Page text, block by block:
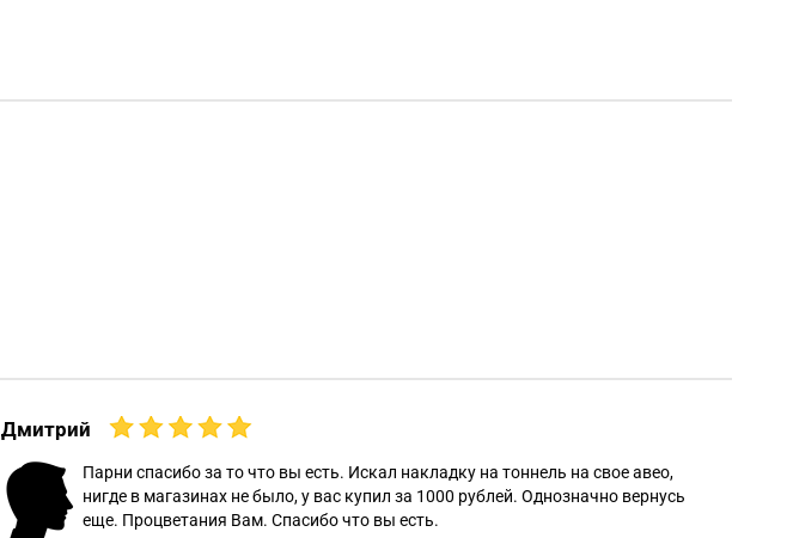
Дмитрий
Парни спасибо за то что вы есть. Искал накладку на тоннель на свое авео,
нигде в магазинах не было, у вас купил за 1000 рублей. Однозначно вернусь
еще. Процветания Вам. Спасибо что вы есть.